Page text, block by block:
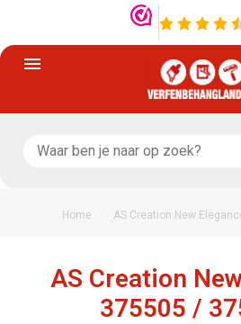
Home AS Creation New
AS Creation
375505 /